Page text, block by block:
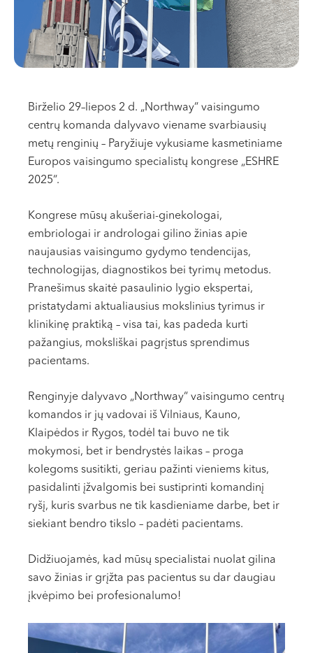
VII --
Klaipėda
Dragūnų g. 2
VI, VII --
Naujoji Uosto g. 9
Darbo laikas:
I-V 08:00 - 20:00
VII --
Kretinga
J. Basanavičiaus g. 80
Darbo laikas:
I-V 08:00 - 20:00
VI, VII --
Birželio 29–liepos 2 d. „Northway“ vaisingumo
centrų komanda dalyvavo viename svarbiausių
metų renginių – Paryžiuje vykusiame kasmetiniame
Europos vaisingumo specialistų kongrese „ESHRE
2025“.
Kongrese mūsų akušeriai-ginekologai,
embriologai ir andrologai gilino žinias apie
naujausias vaisingumo gydymo tendencijas,
technologijas, diagnostikos bei tyrimų metodus.
Pranešimus skaitė pasaulinio lygio ekspertai,
pristatydami aktualiausius mokslinius tyrimus ir
klinikinę praktiką – visa tai, kas padeda kurti
pažangius, moksliškai pagrįstus sprendimus
pacientams.
Renginyje dalyvavo „Northway“ vaisingumo centrų
komandos ir jų vadovai iš Vilniaus, Kauno,
Klaipėdos ir Rygos, todėl tai buvo ne tik
mokymosi, bet ir bendrystės laikas – proga
kolegoms susitikti, geriau pažinti vieniems kitus,
pasidalinti įžvalgomis bei sustiprinti komandinį
ryšį, kuris svarbus ne tik kasdieniame darbe, bet ir
siekiant bendro tikslo – padėti pacientams.
Didžiuojamės, kad mūsų specialistai nuolat gilina
savo žinias ir grįžta pas pacientus su dar daugiau
įkvėpimo bei profesionalumo!